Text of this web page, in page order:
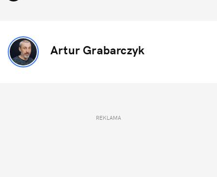
Artur Grabarczyk
REKLAMA